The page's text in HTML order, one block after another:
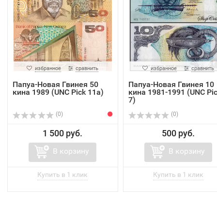
избранное сравнить
Папуа-Новая Гвинея 50
кина 1989 (UNC Pick 11a)
(0)
1 500 руб.
В корзину
избранное сравнить
Папуа-Новая Гвинея 10
кина 1981-1991 (UNC
7)
(0)
500 руб.
В корзину